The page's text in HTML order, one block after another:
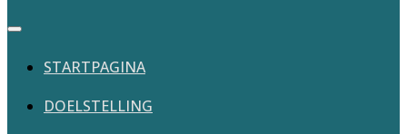
STARTPAGINA
DOELSTELLING